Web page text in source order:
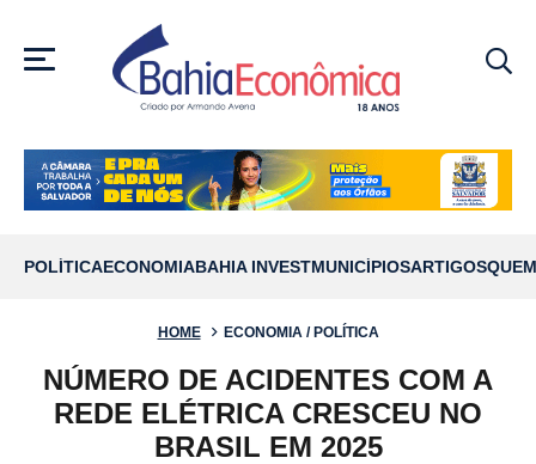
MENU
POLÍTICAECONOMIABAHIA INVESTMUNICÍPIOSARTIGOS
HOME ECONOMIA / POLÍTICA
NÚMERO DE ACIDENTES COM A
REDE ELÉTRICA CRESCEU NO
BRASIL EM 2025